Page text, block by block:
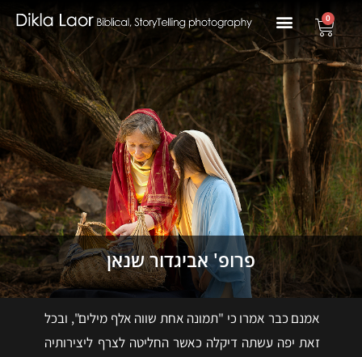
0
פרופ' אביגדור שנאן
אמנם כבר אמרו כי "תמונה אחת שווה אלף מילים", ובכל
זאת יפה עשתה דיקלה כאשר החליטה לצרף ליצירותיה